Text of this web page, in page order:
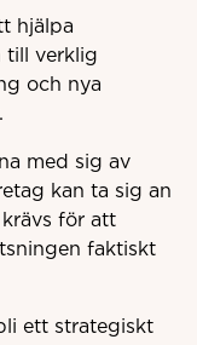
hjälpa
till verklig
och nya
med sig av
kan ta sig an
för att
faktiskt
ett strategiskt